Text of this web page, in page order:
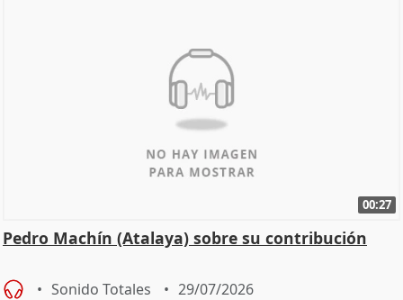
00:27
Pedro Machín (Atalaya) sobre su contribución
Sonido Totales 29/07/2026